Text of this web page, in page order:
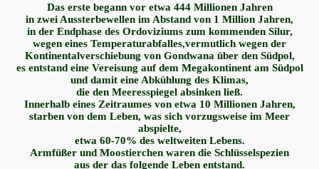
Das erste begann vor etwa 444 Millionen Jahren
in zwei Aussterbewellen im Abstand von 1 Million Jahren,
in der Endphase des Ordoviziums zum kommenden Silur,
wegen eines Temperaturabfalles,vermutlich wegen der
Kontinentalverschiebung von Gondwana über den Südpol,
es entstand eine Vereisung auf dem Megakontinent am Südpol
und damit eine Abkühlung des Klimas,
die den Meeresspiegel absinken ließ.
Innerhalb eines Zeitraumes von etwa 10 Millionen Jahren,
starben von dem Leben, was sich vorzugsweise im Meer
abspielte,
etwa 60-70% des weltweiten Lebens.
Armfüßer und Moostierchen waren die Schlüsselspezien
aus der das folgende Leben entstand.